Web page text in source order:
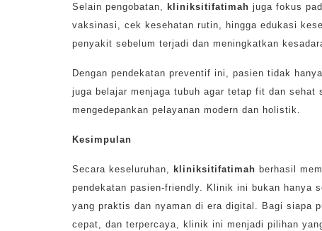
Selain pengobatan, kliniksitifatimah juga fokus
vaksinasi, cek kesehatan rutin, hingga edukasi
penyakit sebelum terjadi dan meningkatkan
Dengan pendekatan preventif ini, pasien tidak
juga belajar menjaga tubuh agar tetap fit dan
mengedepankan pelayanan modern dan holistik.
Kesimpulan
Secara keseluruhan, kliniksitifatimah berhasil
pendekatan pasien-friendly. Klinik ini bukan hanya
yang praktis dan nyaman di era digital. Bagi siapa
cepat, dan terpercaya, klinik ini menjadi pilihan